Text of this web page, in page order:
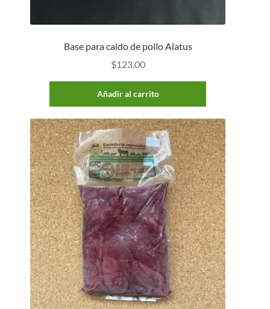
Base para caldo de pollo Alatus
$123.00
Añadir al carrito